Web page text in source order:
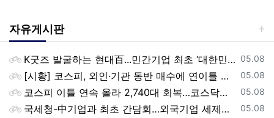
자유게시판
등록일
05.08
K굿즈 발굴하는 현대百...민간기업 최초 ‘대한민국 관광공모전’ 후원
등록일
05.08
[시황] 코스피, 외인·기관 동반 매수에 연이틀 상승…2745.05 마감
등록일
05.08
코스피 이틀 연속 올라 2,740대 회복…코스닥은 강보합(종합)
등록일
05.08
국세청-中기업과 최초 간담회…외국기업 세제혜택 등 논의